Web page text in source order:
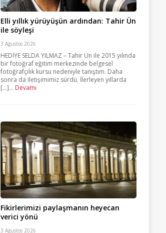
Elli yıllık yürüyüşün ardından: Tahir Ün
ile söyleşi
3 Ağustos 2026
HEDİYE SELDA YILMAZ – Tahir Ün ile 2015 yılında
bir fotoğraf eğitim merkezinde belgesel
fotoğrafçılık kursu nedeniyle tanıştım. Daha
sonra da iletişimimiz sürdü. İlerleyen yıllarda
[...]... Devamı
Fikirlerimizi paylaşmanın heyecan
verici yönü
3 Ağustos 2026